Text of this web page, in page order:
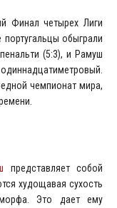
Финал четырех Лиги
обыграли
(5:3), и Рамуш
чемпионат мира,
представляет собой
худощавая сухость
Это дает ему